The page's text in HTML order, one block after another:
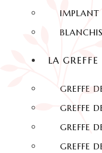
IMPLANT
LA
GREFFE
GREFFE
GREFFE
GREFFE